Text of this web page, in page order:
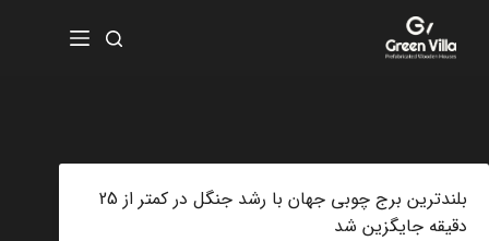
بلندترین برج چوبی جهان با رشد جنگل در کمتر از 25
دقیقه جایگزین شد